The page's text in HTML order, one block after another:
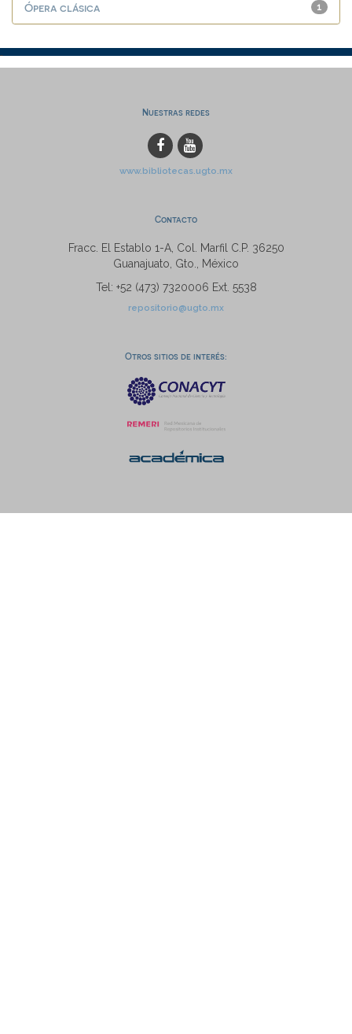
1
Ópera clásica
Nuestras redes
www.bibliotecas.ugto.mx
Contacto
Fracc. El Establo 1-A, Col. Marfil C.P. 36250
Guanajuato, Gto., México
Tel: +52 (473) 7320006 Ext. 5538
repositorio@ugto.mx
Otros sitios de interés: